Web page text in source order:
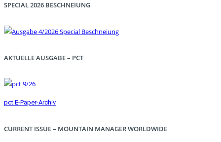
SPECIAL 2026 BESCHNEIUNG
AKTUELLE AUSGABE – PCT
pct E-Paper-Archiv
CURRENT ISSUE – MOUNTAIN MANAGER WORLDWIDE